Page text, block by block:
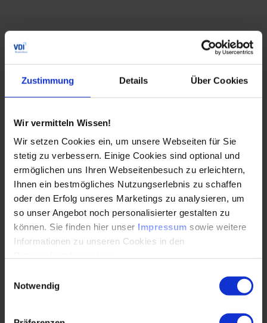
Zustimmung Details Über Cookies
Wir vermitteln Wissen!
Wir setzen Cookies ein, um unsere Webseiten für Sie
stetig zu verbessern. Einige Cookies sind optional und
ermöglichen uns Ihren Webseitenbesuch zu erleichtern,
Ihnen ein bestmögliches Nutzungserlebnis zu schaffen
oder den Erfolg unseres Marketings zu analysieren, um
so unser Angebot noch personalisierter gestalten zu
können. Sie finden hier unser Impressum sowie weitere
Informationen zu unseren Cookies in den
Notwendig
Über den Autor: